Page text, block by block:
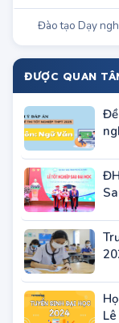
Đào tạo Dạy
ĐƯỢC QUAN